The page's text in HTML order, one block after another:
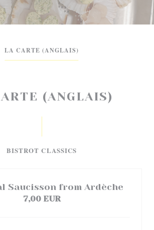
LA CARTE (ANGLAIS)
(ANGLAIS)
BISTROT CLASSICS
Saucisson from Ardèche
7,00 EUR